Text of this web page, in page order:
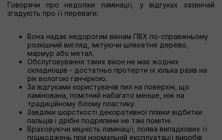
Говорячи про недоліки ламінації, у відгуках зазвичай
згадують про її переваги:
Вона надає недорогим вікнам ПВХ по-справжньому
розкішний вигляд, імітуючи шляхетне дерево,
мармур або метал.
Обслуговування таких вікон не має жодних
складнощів - достатньо протерти їх кілька разів на
рік вологою ганчіркою.
За відгуками користувачів пил на поверхні, що
ламінована, помітний набагато менше, ніж на
традиційному білому пластику.
Завдяки шорсткості декоративної плівки відбитки
пальців і дрібні подряпини не такі помітні.
Враховуючи міцність ламінації, поява випадкових її
пошкоджень при нормальній експлуатації виробів